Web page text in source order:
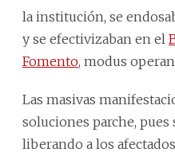
la institución, se
y se efectivizaban en el
Fomento, modus
Las masivas
soluciones parche,
liberando a los